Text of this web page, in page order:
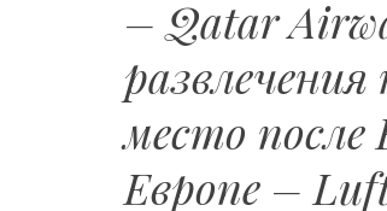
– Qatar
место
Европе –